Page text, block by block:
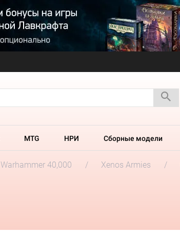
MTG НРИ Сборные модели
Warhammer 40,000 Xenos Armies